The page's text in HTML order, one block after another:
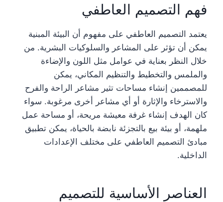
فهم التصميم العاطفي
يعتمد التصميم العاطفي على مفهوم أن البيئة المبنية
يمكن أن تؤثر على المشاعر والسلوكيات البشرية. من
خلال النظر بعناية في عوامل مثل اللون والإضاءة
والملمس والتخطيط والتنظيم المكاني، يمكن
للمصممين إنشاء مساحات تثير مشاعر الراحة والفرح
والاسترخاء والإثارة أو أي مشاعر أخرى مرغوبة. سواء
كان الهدف إنشاء غرفة معيشة مريحة، أو مساحة عمل
ملهمة، أو بيئة بيع بالتجزئة نابضة بالحياة، يمكن تطبيق
مبادئ التصميم العاطفي على مختلف الإعدادات
الداخلية.
العناصر الأساسية للتصميم